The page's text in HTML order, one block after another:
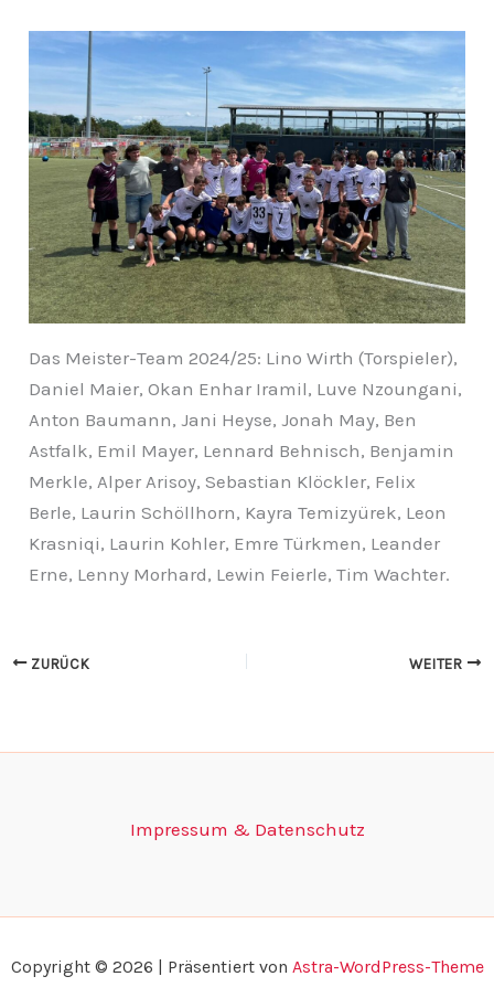
Das Meister-Team 2024/25: Lino Wirth (Torspieler),
Daniel Maier, Okan Enhar Iramil, Luve Nzoungani,
Anton Baumann, Jani Heyse, Jonah May, Ben
Astfalk, Emil Mayer, Lennard Behnisch, Benjamin
Merkle, Alper Arisoy, Sebastian Klöckler, Felix
Berle, Laurin Schöllhorn, Kayra Temizyürek, Leon
Krasniqi, Laurin Kohler, Emre Türkmen, Leander
Erne, Lenny Morhard, Lewin Feierle, Tim Wachter.
ZURÜCK WEITER
Impressum & Datenschutz
Copyright © 2026 | Präsentiert von Astra-WordPress-Theme